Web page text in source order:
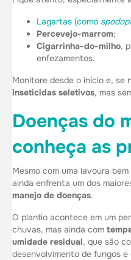
Lagartas (como
Percevejo-marrom;
Cigarrinha-do-milho,
enfezamentos.
Monitore desde o início e, se
inseticidas seletivos, mas
Doenças do
conheça as
Mesmo com uma lavoura
ainda enfrenta um dos
manejo de doenças.
O plantio acontece em um
chuvas, mas ainda com
umidade residual, que são
desenvolvimento de fungos